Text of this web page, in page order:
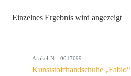
Farbe
Einzelnes Ergebnis wird angezeigt
Artikel-Nr.: 0017099
Kunststoffhandschuhe „Fabio“